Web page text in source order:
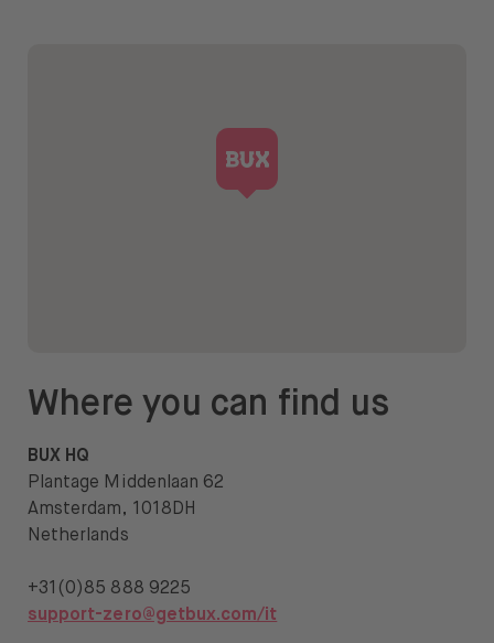
Where you can find us
BUX HQ
Plantage Middenlaan 62
Amsterdam, 1018DH
Netherlands
+31(0)85 888 9225
support-zero@getbux.com/it